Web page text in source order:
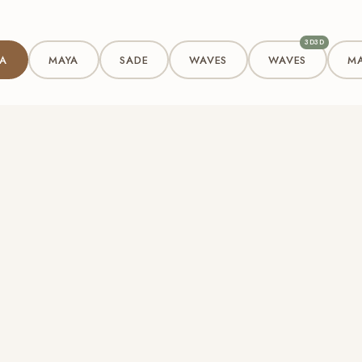
MAYA SADE WAVES WAVES
3D3D